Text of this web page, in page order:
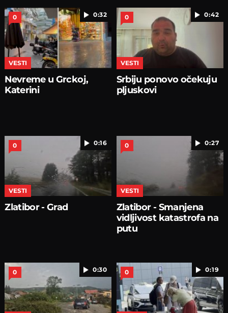
0:32
0
VESTI
Nevreme u Grckoj,
Katerini
0:42
0
VESTI
Srbiju ponovo očekuju
pljuskovi
0:16
0
VESTI
Zlatibor - Grad
0:27
0
VESTI
Zlatibor - Smanjena
vidljivost katastrofa na
putu
0:30
0 0:19
0